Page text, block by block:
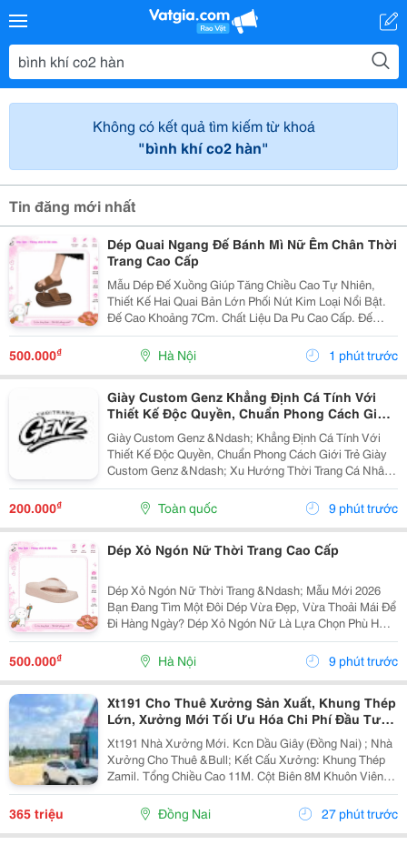
Không có kết quả tìm kiếm từ khoá
"bình khí co2 hàn"
Tin đăng mới nhất
Dép Quai Ngang Đế Bánh Mì Nữ Êm Chân Thời
Trang Cao Cấp
Mẫu Dép Đế Xuồng Giúp Tăng Chiều Cao Tự Nhiên,
Thiết Kế Hai Quai Bản Lớn Phối Nút Kim Loại Nổi Bật.
Đế Cao Khoảng 7Cm. Chất Liệu Da Pu Cao Cấp. Đế
Chống Trượt. Êm Chân Khi Mang Lâu. Thích Hợp Đi
Làm, Đi Tiệc, Đi Chơi. ✔ Có Nhiều Size.
500.000₫ Hà Nội 1 phút trước
Giày Custom Genz Khẳng Định Cá Tính Với
Thiết Kế Độc Quyền, Chuẩn Phong Cách Giới
Trẻ
Giày Custom Genz &Ndash; Khẳng Định Cá Tính Với
Thiết Kế Độc Quyền, Chuẩn Phong Cách Giới Trẻ Giày
Custom Genz &Ndash; Xu Hướng Thời Trang Cá Nhân
Hóa Dẫn Đầu Năm 2026 Trong Thời Đại Mà Thời Trang
Không Còn Chỉ Dừng Lại Ở Việc Mặc Đẹp, Việc Thể...
200.000₫ Toàn quốc 9 phút trước
Dép Xỏ Ngón Nữ Thời Trang Cao Cấp
Dép Xỏ Ngón Nữ Thời Trang &Ndash; Mẫu Mới 2026
Bạn Đang Tìm Một Đôi Dép Vừa Đẹp, Vừa Thoải Mái Để
Đi Hàng Ngày? Dép Xỏ Ngón Nữ Là Lựa Chọn Phù Hợp
Cho Những Ngày Đi Chơi, Đi Biển, Dạo Phố Hoặc Sử
Dụng Thường Xuyên. ✅ Thiết Kế Thanh Lịch, Trẻ...
500.000₫ Hà Nội 9 phút trước
Xt191 Cho Thuê Xưởng Sản Xuất, Khung Thép
Lớn, Xưởng Mới Tối Ưu Hóa Chi Phí Đầu Tư
Sx
Xt191 Nhà Xưởng Mới. Kcn Dầu Giây (Đồng Nai) ; Nhà
Xưởng Cho Thuê &Bull; Kết Cấu Xưởng: Khung Thép
Zamil. Tổng Chiều Cao 11M. Cột Biên 8M Khuôn Viên
4700M2 ( 42M X 112M ) &Bull; Dt Nx Sản Xuất : 38M X
91M ( 3480 M&Sup2; ) &Bull; Dt Văn Phòng...
365 triệu Đồng Nai 27 phút trước